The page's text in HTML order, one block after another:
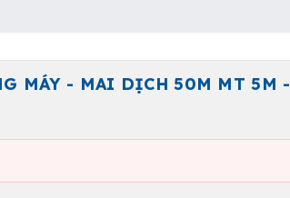
MÁY - MAI DỊCH 50M MT 5M -